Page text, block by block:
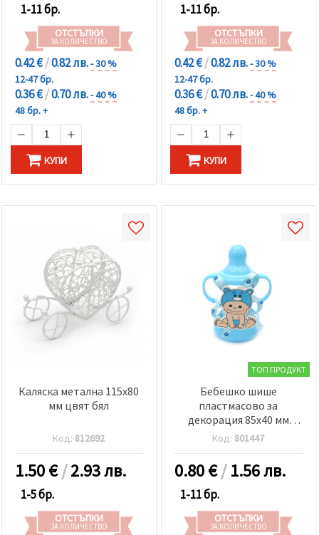
1-11 бр.
ОТСТЪПКИ
ЗА КОЛИЧЕСТВО
0.42 €/0.82 лв.- 30 %
12-47 бр.
0.36 €/0.70 лв.- 40 %
48 бр. +
КУПИ
1-11 бр.
ОТСТЪПКИ
ЗА КОЛИЧЕСТВО
0.42 €/0.82 лв.- 30 %
12-47 бр.
0.36 €/0.70 лв.- 40 %
48 бр. +
КУПИ
Каляска метална 115x80
мм цвят бял
Код: 812692
1.50€/2.93 лв.
1-5 бр.
ОТСТЪПКИ
ЗА КОЛИЧЕСТВО
ТОП ПРОДУКТ
Бебешко шише
пластмасово за
декорация 85x40 мм
синьо
Код: 801447
0.80€/1.56 лв.
1-11 бр.
ОТСТЪПКИ
ЗА КОЛИЧЕСТВО